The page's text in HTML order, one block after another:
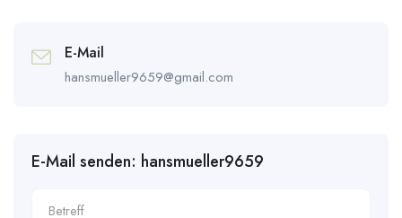
E-Mail
hansmueller9659@gmail.com
E-Mail senden: hansmueller9659